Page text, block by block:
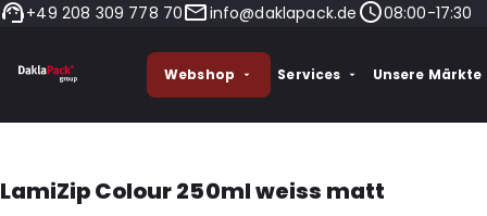
+49 208 309 778 70 info@daklapack.de 08:00-17:30
Webshop Services Unsere Märkte
LamiZip Colour 250ml weiss matt